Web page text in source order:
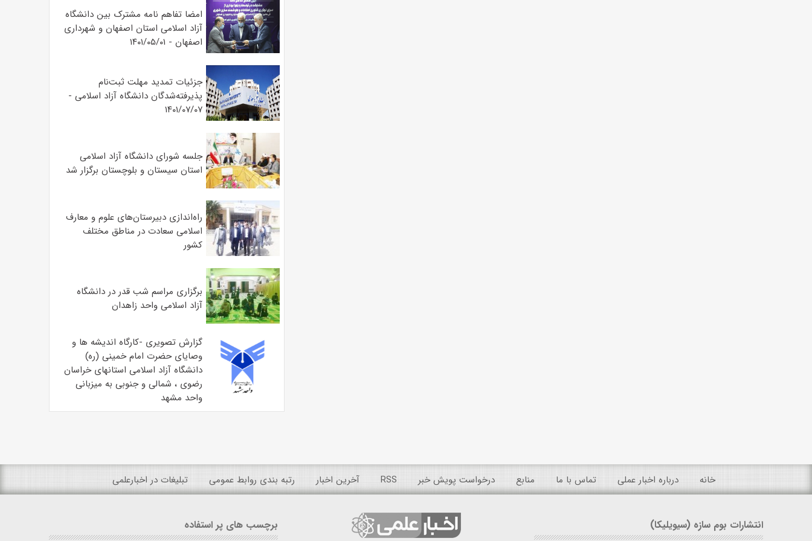
امضا تفاهم نامه مشترک بین دانشگاه
آزاد اسلامی استان اصفهان و شهرداری
اصفهان - ۱۴۰۱/۰۵/۰۱
جزئیات تمدید مهلت ثبت‌نام
پذیرفته‌شدگان دانشگاه آزاد اسلامی -
۱۴۰۱/۰۷/۰۷
جلسه شورای دانشگاه آزاد اسلامی
استان سیستان و بلوچستان برگزار شد
‌راه‌اندازی دبیرستان‌های علوم و معارف
اسلامی سعادت در مناطق مختلف
کشور
برگزاری مراسم شب قدر در دانشگاه
آزاد اسلامی واحد زاهدان
گزارش تصویری -کارگاه اندیشه ها و
وصایای حضرت امام خمینی (ره)
دانشگاه آزاد اسلامی استانهای خراسان
رضوی ، شمالی و جنوبی به میزبانی
واحد مشهد
خانه درباره اخبار عملی تماس با ما منابع درخواست پویش خبر RSS آخرین اخبار رتبه بندی روابط عمومی تبلیغات در اخبارعلمی
انتشارات بوم سازه (سیویلیکا) برچسب های پر استفاده